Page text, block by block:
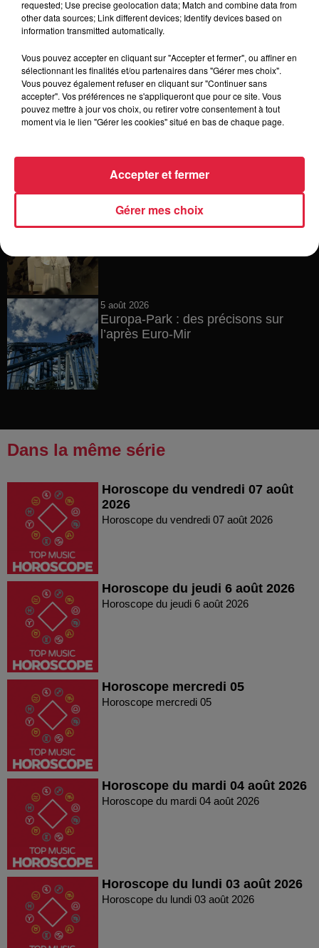
6 août 2026
Tags antisémites à Strasbourg :
6 août 2026
Au zoo de Mulhouse : rencontre
6 août 2026
Les dernières infos sur la venue du
5 août 2026
Europa-Park : des précisons sur
l’après Euro-Mir
Dans la même série
Horoscope du vendredi 07 août
2026
Horoscope du vendredi 07 août 2026
Horoscope du jeudi 6 août 2026
Horoscope du jeudi 6 août 2026
Horoscope mercredi 05
Horoscope mercredi 05
Horoscope du mardi 04 août 2026
Horoscope du mardi 04 août 2026
Horoscope du lundi 03 août 2026
Horoscope du lundi 03 août 2026
requested; Use precise geolocation data; Match and combine data from
other data sources; Link different devices; Identify devices based on
information transmitted automatically.
Vous pouvez accepter en cliquant sur "Accepter et fermer", ou affiner en
sélectionnant les finalités et/ou partenaires dans "Gérer mes choix".
Vous pouvez également refuser en cliquant sur "Continuer sans
accepter". Vos préférences ne s'appliqueront que pour ce site. Vous
pouvez mettre à jour vos choix, ou retirer votre consentement à tout
moment via le lien "Gérer les cookies" situé en bas de chaque page.
Gérer mes choix
Accepter et fermer